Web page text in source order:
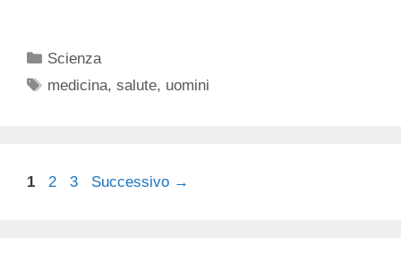
Categorie
Scienza
Tag
medicina,salute, uomini
Pagina
1 Pagina
2 Pagina
3 Successivo →